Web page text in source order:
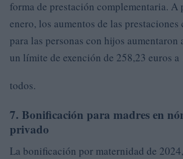
forma de prestación complementaria. A
enero, los aumentos de las
para las personas con hijos aumentaron
un límite de exención de 258,23 euros a
todos.
7. Bonificación para madres en
privado
La bonificación por maternidad de